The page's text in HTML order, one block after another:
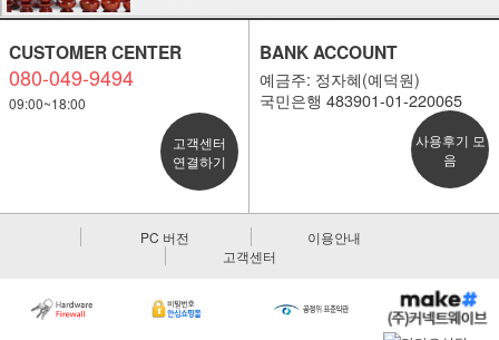
CUSTOMER CENTER
080-049-9494
09:00~18:00
고객센터
연결하기
BANK ACCOUNT
예금주: 정자혜(예덕원)
국민은행 483901-01-220065
사용후기 모
음
PC 버전
이용안내
고객센터